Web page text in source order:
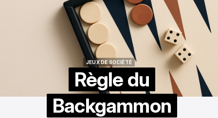
JEUX DE SOCIÉTÉ
Règle du
Backgammon